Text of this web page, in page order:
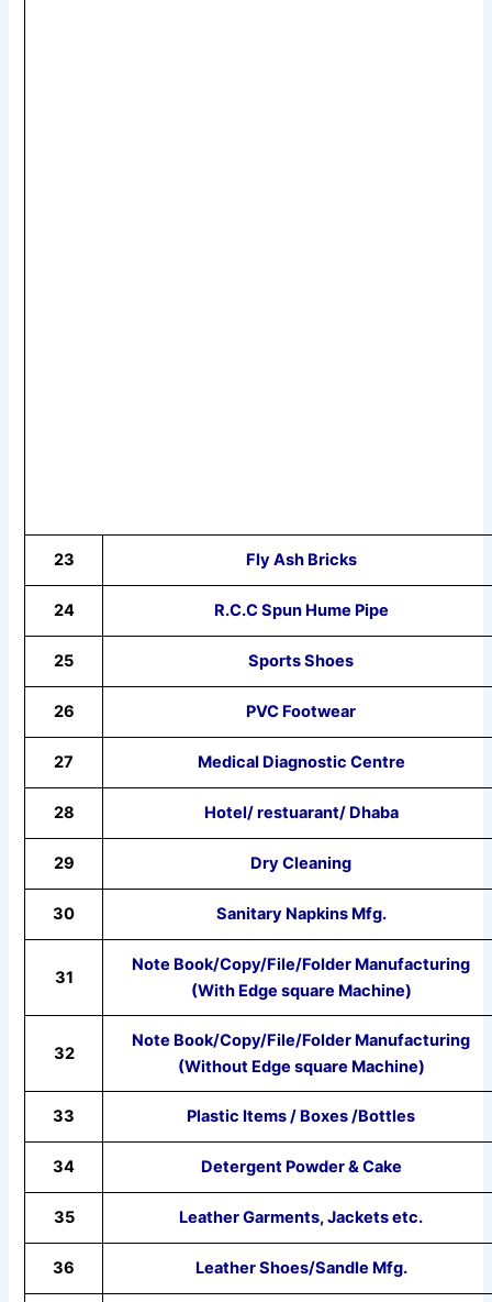
23 Fly Ash Bricks
24 R.C.C Spun Hume Pipe
25 Sports Shoes
26 PVC Footwear
27 Medical Diagnostic Centre
28 Hotel/ restuarant/ Dhaba
29 Dry Cleaning
30 Sanitary Napkins Mfg.
31
Note Book/Copy/File/Folder Manufacturing
(With Edge square Machine)
32
Note Book/Copy/File/Folder Manufacturing
(Without Edge square Machine)
33 Plastic Items / Boxes /Bottles
34 Detergent Powder & Cake
35 Leather Garments, Jackets etc.
36 Leather Shoes/Sandle Mfg.